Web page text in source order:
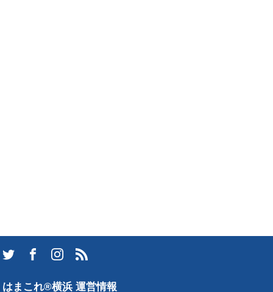
はまこれ®横浜 運営情報